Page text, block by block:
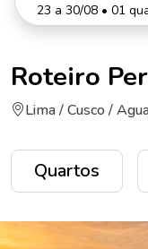
23 a 30/08 • 01
Roteiro
Lima / Cusco /
Quartos